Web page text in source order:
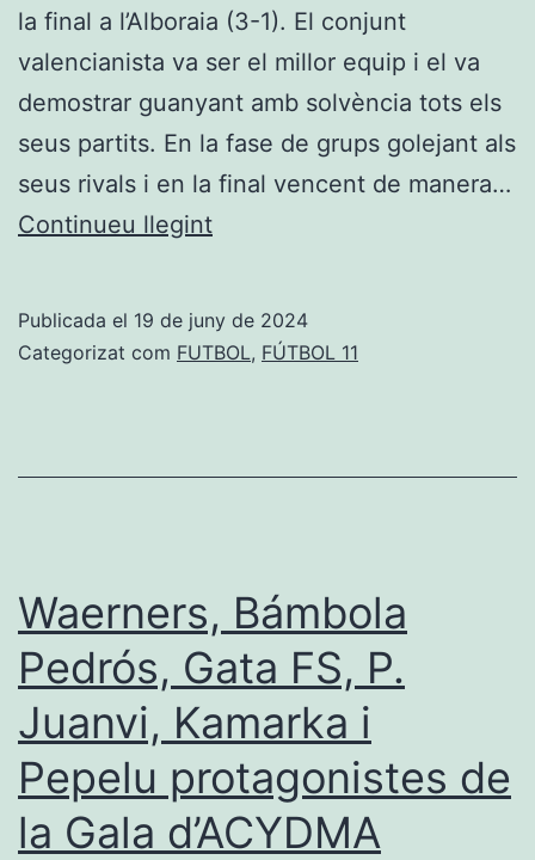
la final a l’Alboraia (3-1). El conjunt
valencianista va ser el millor equip i el va
demostrar guanyant amb solvència tots els
seus partits. En la fase de grups golejant als
seus rivals i en la final vencent de manera…
Continueu llegintCadets:
es
Torneig
Ciutat
de
Dénia
Publicada el 19 de juny de 2024
Categorizat com FUTBOL, FÚTBOL 11
Waerners, Bámbola
Pedrós, Gata FS, P.
Juanvi, Kamarka i
Pepelu protagonistes de
la Gala d’ACYDMA